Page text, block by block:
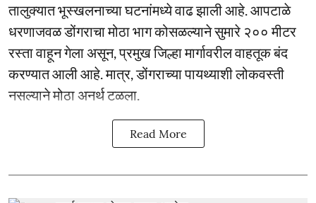
तालुक्यात भूस्खलनाच्या घटनांमध्ये वाढ झाली आहे. आपटाळे
धरणाजवळ डोंगराचा मोठा भाग कोसळल्याने सुमारे २०० मीटर
रस्ता वाहून गेला असून, प्रमुख जिल्हा मार्गावरील वाहतूक बंद
करण्यात आली आहे. मात्र, डोंगराच्या पायथ्याशी लोकवस्ती
नसल्याने मोठा अनर्थ टळला.
Read More